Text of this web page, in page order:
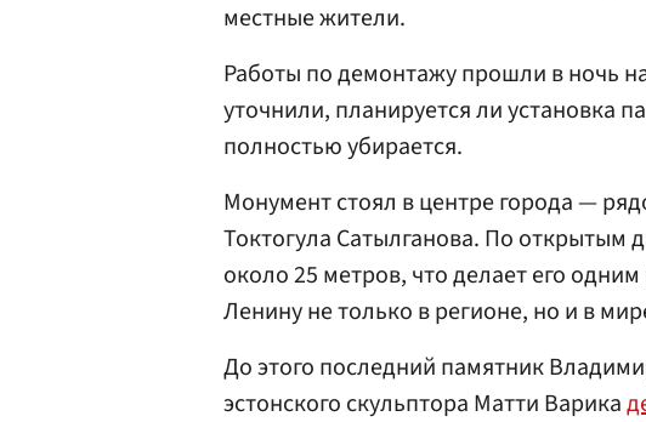
местные жители.
Работы по демонтажу прошли в ночь
уточнили, планируется ли установка
полностью убирается.
Монумент стоял в центре города —
Токтогула Сатылганова. По открытым
около 25 метров, что делает его
Ленину не только в регионе, но и в
До этого последний памятник
эстонского скульптора Матти Варика